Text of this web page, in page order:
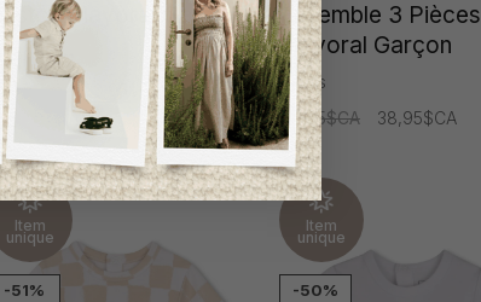
Veston Mayoral Garçon
33,95$CA
Ensemble 3 Pièces
Mayoral Garçon
1 mois
78,95$CA
38,95$CA
Item
unique
-51%
Item
unique
-50%